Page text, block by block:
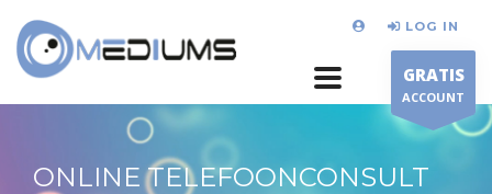
LOG IN
GRATIS
ACCOUNT
ONLINE TELEFOONCONSULT